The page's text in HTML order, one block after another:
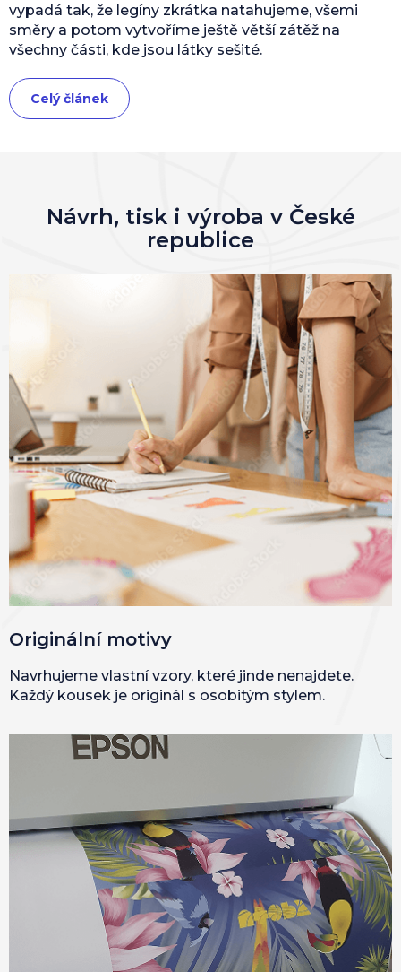
vypadá tak, že legíny zkrátka natahujeme, všemi
směry a potom vytvoříme ještě větší zátěž na
všechny části, kde jsou látky sešité.
Celý článek
Návrh, tisk i výroba v České
republice
Originální motivy
Navrhujeme vlastní vzory, které jinde nenajdete.
Každý kousek je originál s osobitým stylem.